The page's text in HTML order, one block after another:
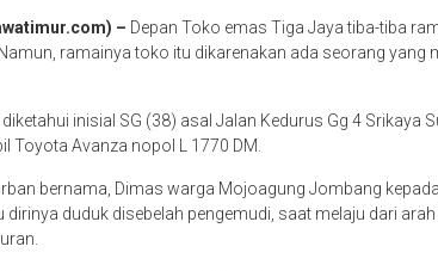
– Depan Toko emas Tiga Jaya tiba-tiba
ramainya toko itu dikarenakan ada seorang yang
inisial SG (38) asal Jalan Kedurus Gg 4 Srikaya
Toyota Avanza nopol L 1770 DM.
bernama, Dimas warga Mojoagung Jombang
dirinya duduk disebelah pengemudi, saat melaju dari